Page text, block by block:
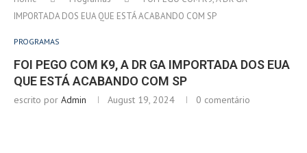
IMPORTADA DOS EUA QUE ESTÁ ACABANDO COM SP
PROGRAMAS
FOI PEGO COM K9, A DR GA IMPORTADA DOS EUA
QUE ESTÁ ACABANDO COM SP
escrito por Admin August 19, 2024 0 comentário